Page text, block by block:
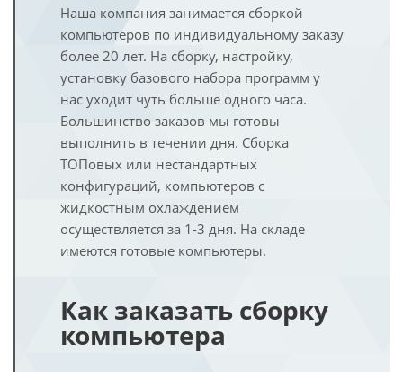
Наша компания занимается сборкой
компьютеров по индивидуальному заказу
более 20 лет. На сборку, настройку,
установку базового набора программ у
нас уходит чуть больше одного часа.
Большинство заказов мы готовы
выполнить в течении дня. Сборка
ТОПовых или нестандартных
конфигураций, компьютеров с
жидкостным охлаждением
осуществляется за 1-3 дня. На складе
имеются готовые компьютеры.
Как заказать сборку
компьютера